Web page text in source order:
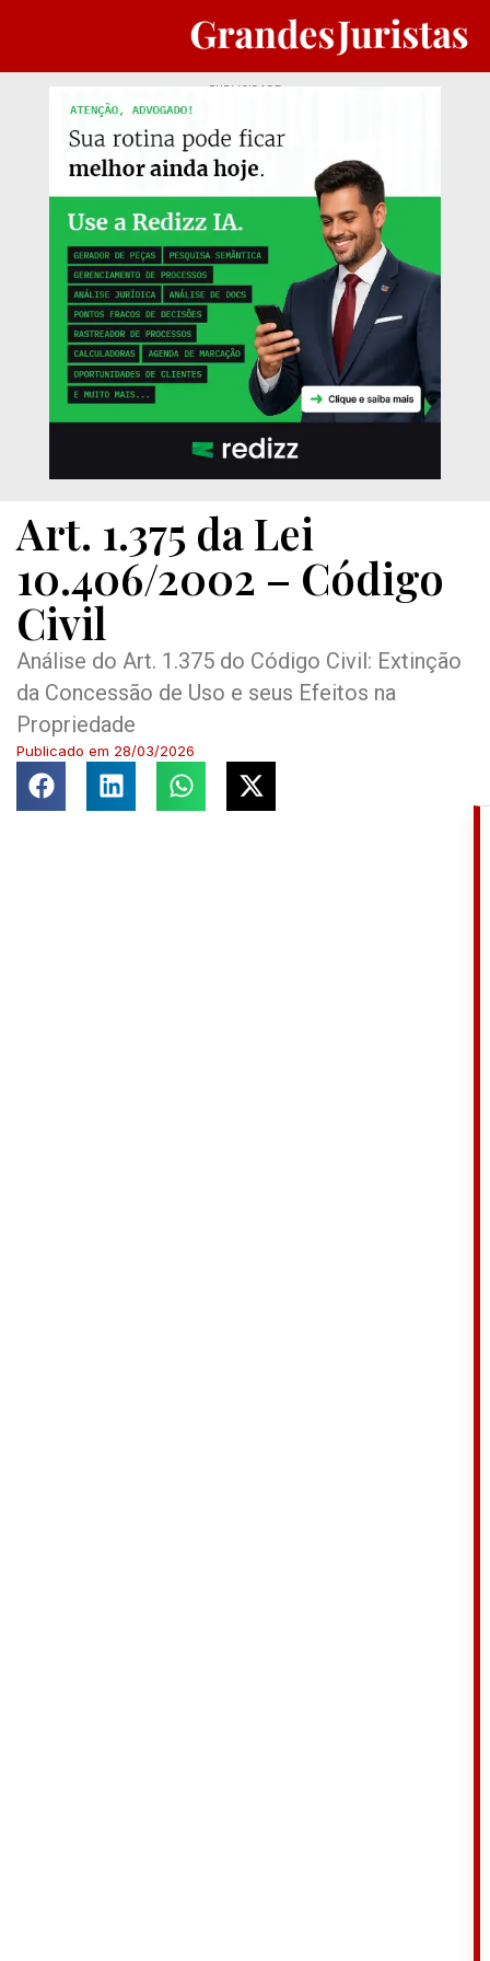
PUBLICIDADE
Art. 1.375 da Lei
10.406/2002 – Código
Civil
Análise do Art. 1.375 do Código Civil: Extinção
da Concessão de Uso e seus Efeitos na
Propriedade
Publicado em 28/03/2026